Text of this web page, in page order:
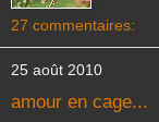
27 commentaires:
25 août 2010
amour en cage...